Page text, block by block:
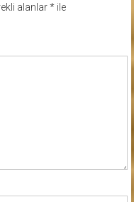
alanlar*ile